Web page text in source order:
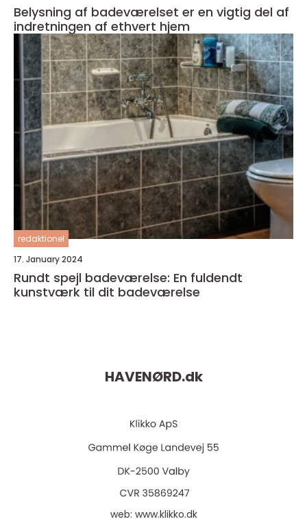
Belysning af badeværelset er en vigtig del af
indretningen af ethvert hjem
redaktionel
17. January 2024
Rundt spejl badeværelse: En fuldendt
kunstværk til dit badeværelse
HAVENØRD.dk
web: www.klikko.dk